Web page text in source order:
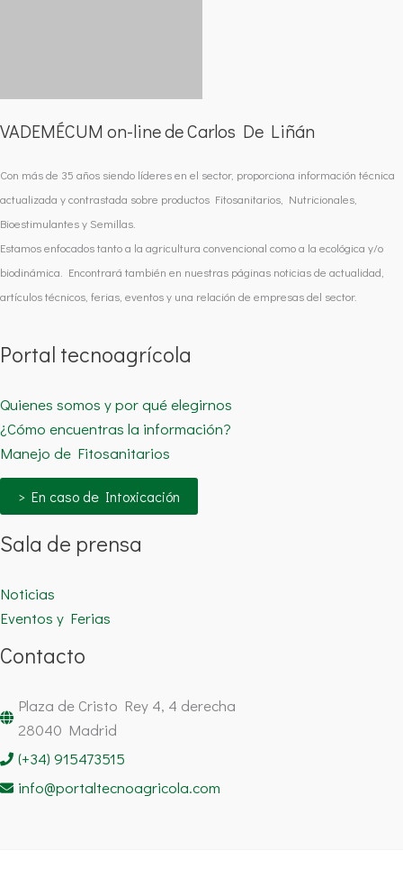
VADEMÉCUM on-line de Carlos De Liñán
Con más de 35 años siendo líderes en el sector, proporciona información técnica
actualizada y contrastada sobre productos Fitosanitarios, Nutricionales,
Bioestimulantes y Semillas.
Estamos enfocados tanto a la agricultura convencional como a la ecológica y/o
biodinámica. Encontrará también en nuestras páginas noticias de actualidad,
artículos técnicos, ferias, eventos y una relación de empresas del sector.
Portal tecnoagrícola
Quienes somos y por qué elegirnos
¿Cómo encuentras la información?
Manejo de Fitosanitarios
> En caso de Intoxicación
Sala de prensa
Noticias
Eventos y Ferias
Contacto
Plaza de Cristo Rey 4, 4 derecha
28040 Madrid
(+34) 915473515
info@portaltecnoagricola.com